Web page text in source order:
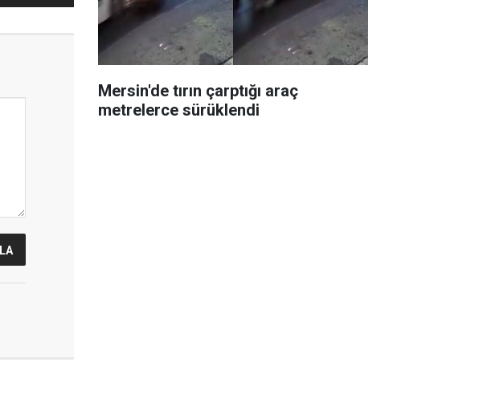
Mersin'de tırın çarptığı araç
metrelerce sürüklendi